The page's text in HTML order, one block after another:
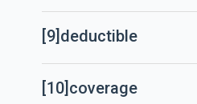
[9]deductible
[10]coverage